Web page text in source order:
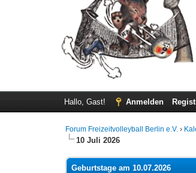
Hallo, Gast! Anmelden
Forum Freizeitvolleyball Berlin e.V. ›
10 Juli 2026
Geburtstage am 10.07.2026